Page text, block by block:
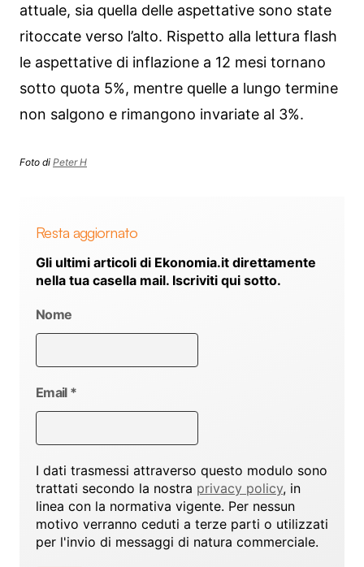
attuale, sia quella delle aspettative sono state
ritoccate verso l’alto. Rispetto alla lettura flash
le aspettative di inflazione a 12 mesi tornano
sotto quota 5%, mentre quelle a lungo termine
non salgono e rimangono invariate al 3%.
Foto di Peter H
Resta aggiornato
Gli ultimi articoli di Ekonomia.it direttamente
nella tua casella mail. Iscriviti qui sotto.
Nome
Email *
I dati trasmessi attraverso questo modulo sono
trattati secondo la nostra privacy policy, in
linea con la normativa vigente. Per nessun
motivo verranno ceduti a terze parti o utilizzati
per l'invio di messaggi di natura commerciale.